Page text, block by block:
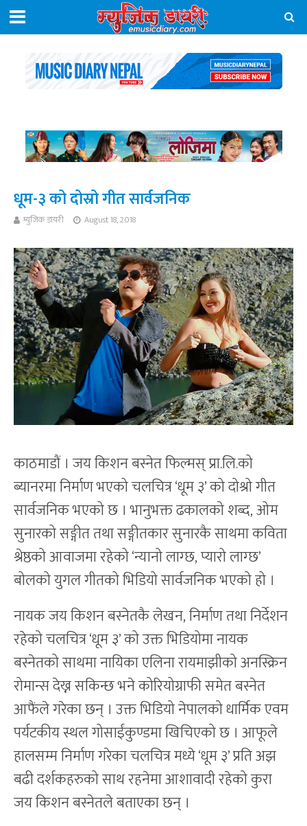
धूम-३ को दोस्रो गीत सार्वजनिक
म्युजिक डायरी August 18, 2018
काठमाडौं । जय किशन बस्नेत फिल्मस् प्रा.लि.को
ब्यानरमा निर्माण भएको चलचित्र ‘धूम ३’ को दोश्रो गीत
सार्वजनिक भएको छ । भानुभक्त ढकालको शब्द, ओम
सुनारको सङ्गीत तथा सङ्गीतकार सुनारकै साथमा कविता
श्रेष्ठको आवाजमा रहेको ‘न्यानो लाग्छ, प्यारो लाग्छ’
बोलको युगल गीतको भिडियो सार्वजनिक भएको हो ।
नायक जय किशन बस्नेतकै लेखन, निर्माण तथा निर्देशन
रहेको चलचित्र ‘धूम ३’ को उक्त भिडियोमा नायक
बस्नेतको साथमा नायिका एलिना रायमाझीको अनस्क्रिन
रोमान्स देख्न सकिन्छ भने कोरियोग्राफी समेत बस्नेत
आफैंले गरेका छन् । उक्त भिडियो नेपालको धार्मिक एवम
पर्यटकीय स्थल गोसाईंकुण्डमा खिचिएको छ । आफूले
हालसम्म निर्माण गरेका चलचित्र मध्ये ‘धूम ३’ प्रति अझ
बढी दर्शकहरुको साथ रहनेमा आशावादी रहेको कुरा
जय किशन बस्नेतले बताएका छन् ।